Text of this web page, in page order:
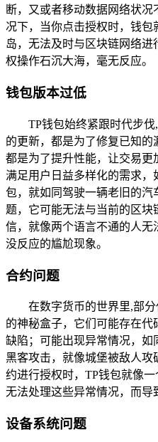
断，又或者移动数据网络状
况下，当你点击授权时，钱
岛，无法及时与区块链网络
权操作石沉大海，毫无反应。
钱包版本过低
TP钱包始终紧跟时代步
的更新，都是为了修复已知的
都是为了提升性能，让交易更
满足用户日益多样化的需求，
包，就如同驾驶一辆老旧的汽
题，它可能无法与当前的区
信，就像两个语言不通的人
没反应的尴尬现象。
合约问题
在数字货币的世界里,部
的神秘盒子，它们可能存在
缺陷；可能出现异常情况，
黑客攻击，就像城堡被敌人
约进行授权时，TP钱包就像
无法处理这些异常情况，而导
设备系统问题